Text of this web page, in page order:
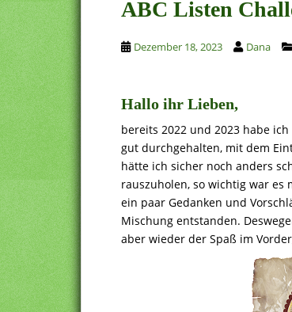
ABC Listen
Dezember 18, 2023 Dana
Hallo ihr Lieben,
bereits 2022 und 2023 habe
gut durchgehalten, mit dem
hätte ich sicher noch anders
rauszuholen, so wichtig war
ein paar Gedanken und
Mischung entstanden.
aber wieder der Spaß im